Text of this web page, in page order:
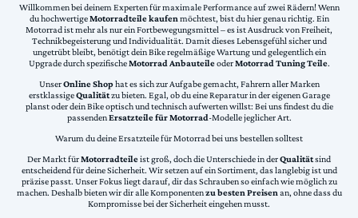
Willkommen bei deinem Experten für maximale Performance auf zwei Rädern! Wenn
du hochwertigeMotorradteile kaufen möchtest, bist du hier genau richtig. Ein
Motorrad ist mehr als nur ein Fortbewegungsmittel – es ist Ausdruck von Freiheit,
Technikbegeisterung und Individualität. Damit dieses Lebensgefühl sicher und
ungetrübt bleibt, benötigt dein Bike regelmäßige Wartung und gelegentlich ein
Upgrade durch spezifischeMotorrad AnbauteileoderMotorrad Tuning Teile.
UnserOnline Shophat es sich zur Aufgabe gemacht, Fahrern aller Marken
erstklassigeQualitätzu bieten. Egal, ob du eine Reparatur in der eigenen Garage
planst oder dein Bike optisch und technisch aufwerten willst: Bei uns findest du die
passendenErsatzteile für Motorrad-Modelle jeglicher Art.
Warum du deine Ersatzteile für Motorrad bei uns bestellen solltest
Der Markt fürMotorradteileist groß, doch die Unterschiede in derQualitätsind
entscheidend für deine Sicherheit. Wir setzen auf ein Sortiment, das langlebig ist und
präzise passt. Unser Fokus liegt darauf, dir das Schrauben so einfach wie möglich zu
machen. Deshalb bieten wir dir alle Komponentenzu besten Preisenan, ohne dass du
Kompromisse bei der Sicherheit eingehen musst.